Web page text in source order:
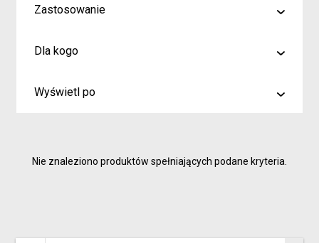
Zastosowanie
malowanie
kreślenie
Dla kogo
Artyści i profesjonaliści
Inspiracje dla rodziców i dzieci
Wyświetl po
Nie znaleziono produktów spełniających podane kryteria.